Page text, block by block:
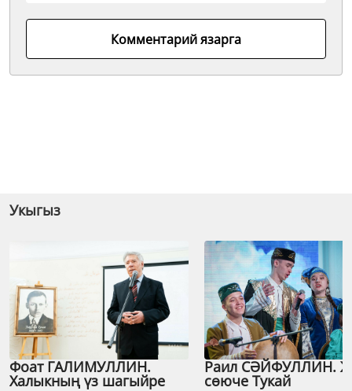
Комментарий язарга
Укыгыз
Фоат ГАЛИМУЛЛИН.
Халыкның үз шагыйре
Раил СӘЙФУЛЛИН.
сөюче Тукай